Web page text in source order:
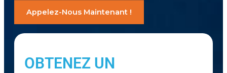
Appelez-Nous Maintenant !
OBTENEZ UN